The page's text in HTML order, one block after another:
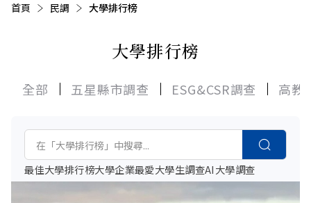
首頁 目前頁面：
民調 大學排行榜
大學排行榜
全部 五星縣市調查 ESG&CSR調查 高教
最佳大學排行榜大學企業最愛大學生調查AI大學調查